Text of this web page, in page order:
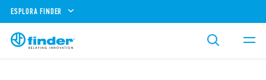
ESPLORA FINDER